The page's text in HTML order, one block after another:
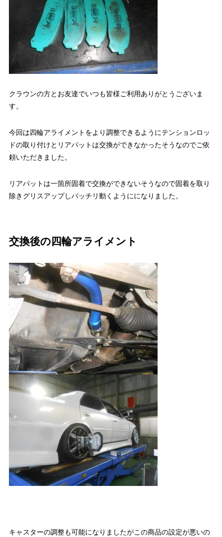
クラウンの方とお友達でいつも皆様ご利用ありがとうございま
す。
今回は四輪アライメントをより調整できるようにテンションロッ
ドの取り付けとリアパットは交換ができなかったそうなのでご依
頼いただきました。
リアパットは一箇所固着で交換ができないそうなので固着を取り
除きグリスアップしバッチリ動くようにになりました。
交換後の四輪アライメント
キャスターの調整も可能になりましたがこの商品の設定が悪いの